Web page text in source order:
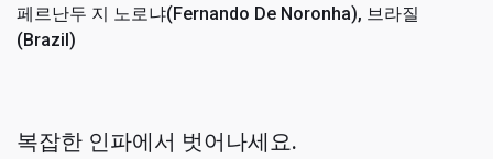
페르난두 지 노로냐(Fernando De Noronha), 브라질
(Brazil)
복잡한 인파에서 벗어나세요.